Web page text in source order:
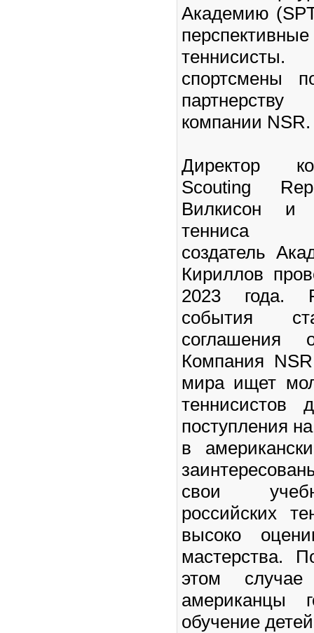
Академию
спортсмены
компании NSR.
Директор
Scouting
Вилкисон и
тенниса
создатель
Кириллов
2023 года.
события
соглашения
Компания
мира ищет
теннисистов
поступления
в
свои
российских
высоко
мастерства.
этом
американцы
обучение